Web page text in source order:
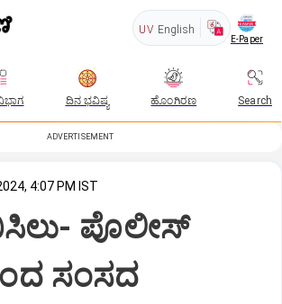
UV English
E-Paper
ದಿನ ಭವಿಷ್ಯ ಹೊಂಗಿರಣ Search
ADVERTISEMENT
4:07 PM IST
ಪೊಲೀಸ್
ಸಂಸದ